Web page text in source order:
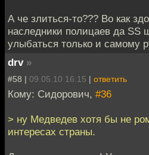
А че злиться-то??? Во как
наследники полицаев да SS
улыбаться только и самому
drv »
#58 | 09.05.10 16:15 | ответить
Кому: Сидорович, #36
> ну Медведев хотя бы не
интересах страны.